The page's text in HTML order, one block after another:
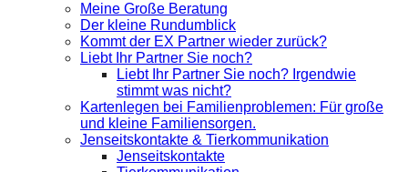
Meine Große Beratung
Der kleine Rundumblick
Kommt der EX Partner wieder zurück?
Liebt Ihr Partner Sie noch?
Liebt Ihr Partner Sie noch? Irgendwie
stimmt was nicht?
Kartenlegen bei Familienproblemen: Für große
und kleine Familiensorgen.
Jenseitskontakte & Tierkommunikation
Jenseitskontakte